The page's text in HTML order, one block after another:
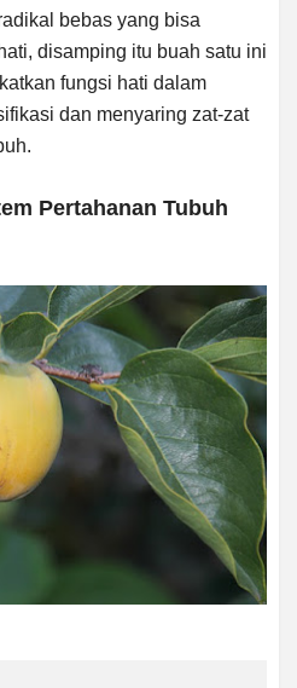
bebas yang bisa
disamping itu buah satu ini
fungsi hati dalam
dan menyaring zat-zat
Pertahanan Tubuh